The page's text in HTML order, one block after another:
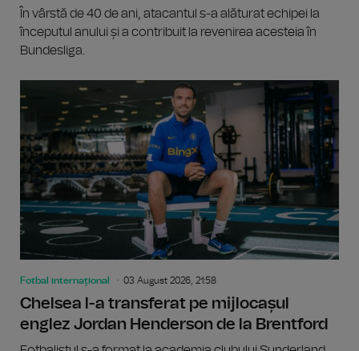
În vârstă de 40 de ani, atacantul s-a alăturat echipei la
începutul anului și a contribuit la revenirea acesteia în
Bundesliga.
Fotbal internațional 03 August 2026, 21:58
Chelsea l-a transferat pe mijlocașul
englez Jordan Henderson de la Brentford